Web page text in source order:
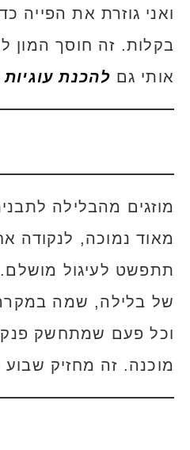
ואני גוזרת את הפייה
בקלות. זה חוסך המון
אותי גם להכנת
מוזגים מהבלילה
מאוד נמוכה, לנקודה
תתפשט לעיגול
של בלילה, שמה
וכל פעם שמתחשק
מוכנה. זה מחזיק